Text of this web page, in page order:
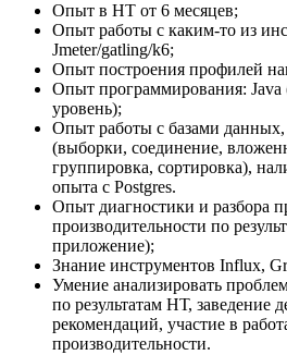
Опыт в НТ от 6 месяцев;
Опыт работы с каким-то из
Jmeter/gatling/k6;
Опыт построения профилей
Опыт программирования:
уровень);
Опыт работы с базами данных,
(выборки, соединение,
группировка, сортировка),
опыта с Postgres.
Опыт диагностики и разбора
производительности по
приложение);
Знание инструментов Influx,
Умение анализировать
по результатам НТ, заведение
рекомендаций, участие в
производительности.